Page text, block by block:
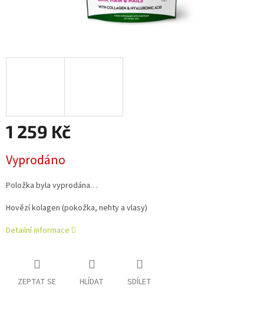
1 259 Kč
cena:
Vyprodáno
Položka byla vyprodána…
Hovězí kolagen (pokožka, nehty a vlasy)
Detailní informace
ZEPTAT SE HLÍDAT SDÍLET